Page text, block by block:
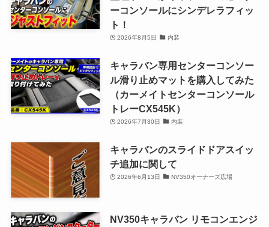
ーコンソールにシンデレラフィッ
ト！
2026年8月5日 内装
キャラバン専用センターコンソー
ル滑り止めマットを購入してみた
（カーメイトセンターコンソール
トレーCX545K）
2026年7月30日 内装
キャラバンのスライドドアスイッ
チ追加に関して
2026年6月13日 NV350オーナーズ広場
NV350キャラバン リモコンエンジ